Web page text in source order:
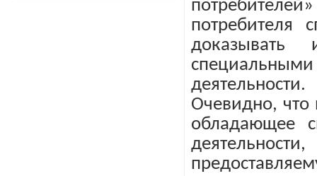
потребителя
деятельности.
Очевидно, что
обладающее